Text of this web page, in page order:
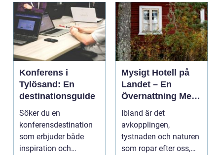
Konferens i
Tylösand: En
destinationsguide
Söker du en
konferensdestination
som erbjuder både
inspiration och
Mysigt Hotell på
Landet – En
Övernattning Med
Charm
Ibland är det
avkopplingen,
tystnaden och naturen
som ropar efter oss,